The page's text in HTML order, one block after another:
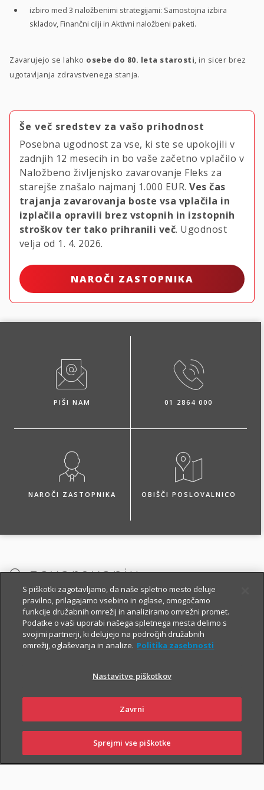
POSLOVALNICE
izbiro med 3 naložbenimi strategijami: Samostojna izbira
skladov, Finančni cilji in Aktivni naložbeni paketi.
Zavarujejo se lahko osebe do 80. leta starosti, in sicer brez
ugotavljanja zdravstvenega stanja.
Še več sredstev za vašo prihodnost
Posebna ugodnost za vse, ki ste se upokojili v
zadnjih 12 mesecih in bo vaše začetno vplačilo v
Naložbeno življenjsko zavarovanje Fleks za
starejše znašalo najmanj 1.000 EUR. Ves čas
trajanja zavarovanja boste vsa vplačila in
izplačila opravili brez vstopnih in izstopnih
stroškov ter tako prihranili več. Ugodnost
velja od 1. 4. 2026.
NAROČI ZASTOPNIKA
PIŠI NAM 01 2864 000
NAROČI ZASTOPNIKA OBIŠČI POSLOVALNICO
O zavarovanju
OSNOVNO IN DODATNA
ZAVAROVANJA
V okviru Fleksa za starejše ste zavarovani:
za primer nezgodne smrti, i
S piškotki zagotavljamo, da naše spletno mesto deluje
pravilno, prilagajamo vsebino in oglase, omogočamo
funkcije družabnih omrežij in analiziramo omrežni promet.
Podatke o vaši uporabi našega spletnega mesta delimo s
svojimi partnerji, ki delujejo na področjih družabnih
omrežij, oglaševanja in analize. Politika zasebnosti
Nastavitve piškotkov
Zavrni
Sprejmi vse piškotke